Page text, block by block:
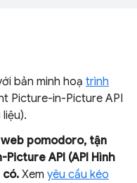
bản minh hoạ trình
Picture-in-Picture API
pomodoro, tận
API (API Hình
có. Xem yêu cầu kéo